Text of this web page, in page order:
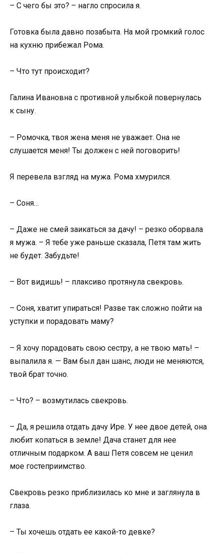
– С чего бы это? – нагло спросила я.
Готовка была давно позабыта. На мой громкий голос
на кухню прибежал Рома.
– Что тут происходит?
Галина Ивановна с противной улыбкой повернулась
к сыну.
– Ромочка, твоя жена меня не уважает. Она не
слушается меня! Ты должен с ней поговорить!
Я перевела взгляд на мужа. Рома хмурился.
– Соня…
– Даже не смей заикаться за дачу! – резко оборвала
я мужа. – Я тебе уже раньше сказала, Петя там жить
не будет. Забудьте!
– Вот видишь! – плаксиво протянула свекровь.
– Соня, хватит упираться! Разве так сложно пойти на
уступки и порадовать маму?
– Я хочу порадовать свою сестру, а не твою мать! –
выпалила я. — Вам был дан шанс, люди не меняются,
твой брат точно.
– Что? – возмутилась свекровь.
– Да, я решила отдать дачу Ире. У нее двое детей, она
любит копаться в земле! Дача станет для нее
отличным подарком. А ваш Петя совсем не ценил
мое гостеприимство.
Свекровь резко приблизилась ко мне и заглянула в
глаза.
– Ты хочешь отдать ее какой-то девке?